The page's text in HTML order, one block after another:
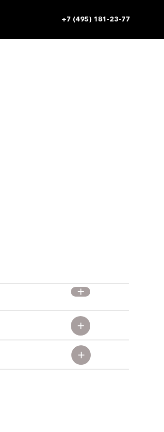
+7 (495) 181-23-77
+
+
+